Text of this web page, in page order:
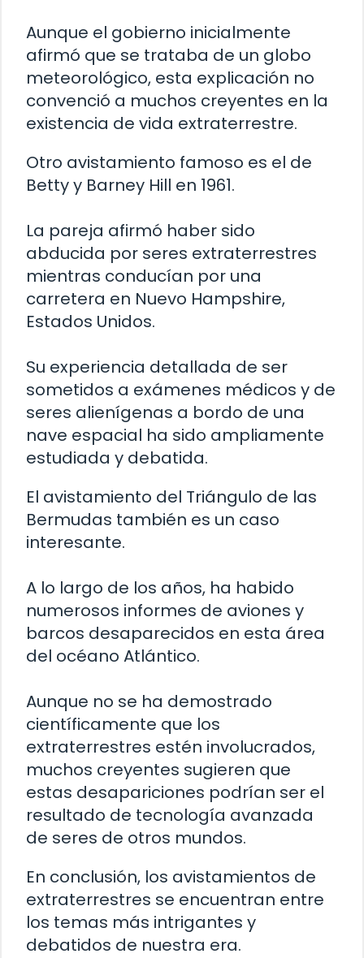
Aunque el gobierno inicialmente
afirmó que se trataba de un globo
meteorológico, esta explicación no
convenció a muchos creyentes en la
existencia de vida extraterrestre.
Otro avistamiento famoso es el de
Betty y Barney Hill en 1961.
La pareja afirmó haber sido
abducida por seres extraterrestres
mientras conducían por una
carretera en Nuevo Hampshire,
Estados Unidos.
Su experiencia detallada de ser
sometidos a exámenes médicos y de
seres alienígenas a bordo de una
nave espacial ha sido ampliamente
estudiada y debatida.
El avistamiento del Triángulo de las
Bermudas también es un caso
interesante.
A lo largo de los años, ha habido
numerosos informes de aviones y
barcos desaparecidos en esta área
del océano Atlántico.
Aunque no se ha demostrado
científicamente que los
extraterrestres estén involucrados,
muchos creyentes sugieren que
estas desapariciones podrían ser el
resultado de tecnología avanzada
de seres de otros mundos.
En conclusión, los avistamientos de
extraterrestres se encuentran entre
los temas más intrigantes y
debatidos de nuestra era.